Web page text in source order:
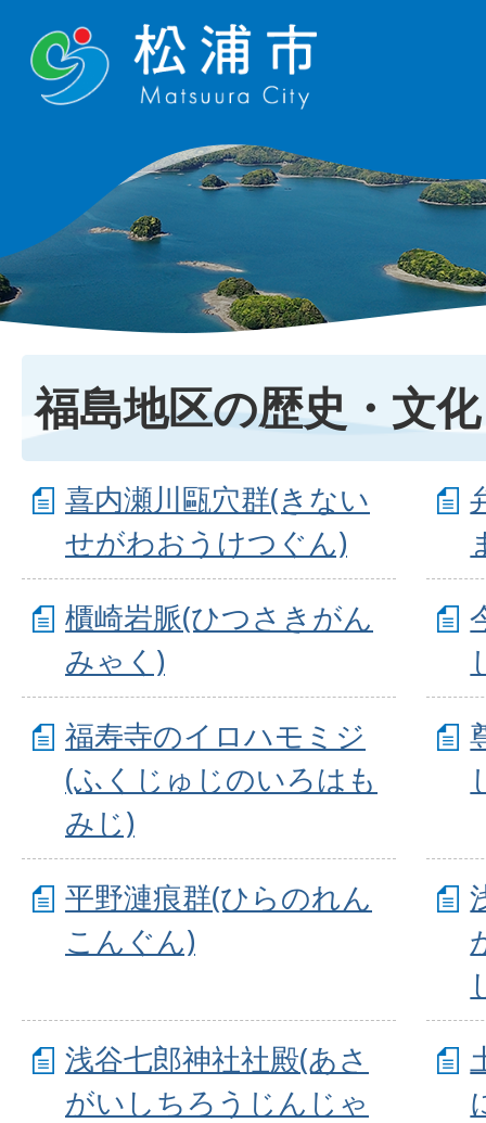
福島地区の歴史・文化
喜内瀬川甌穴群(きない
せがわおうけつぐん)
櫃崎岩脈(ひつさきがん
みゃく)
福寿寺のイロハモミジ
(ふくじゅじのいろはも
みじ)
平野漣痕群(ひらのれん
こんぐん)
浅谷七郎神社社殿(あさ
がいしちろうじんじゃ